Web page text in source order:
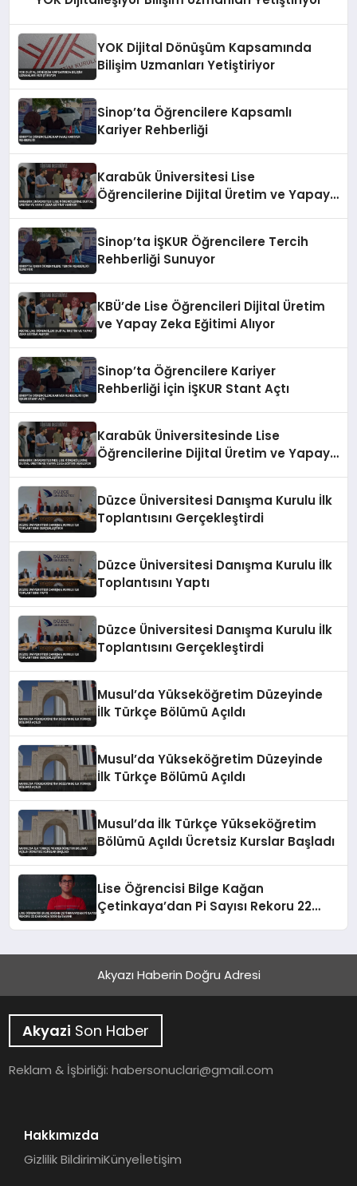
YOK Dijital Dönüşüm Kapsamında
Bilişim Uzmanları Yetiştiriyor
Sinop’ta Öğrencilere Kapsamlı
Kariyer Rehberliği
Karabük Üniversitesi Lise
Öğrencilerine Dijital Üretim ve Yapay
Sinop’ta İŞKUR Öğrencilere Tercih
Rehberliği Sunuyor
KBÜ’de Lise Öğrencileri Dijital Üretim
ve Yapay Zeka Eğitimi Alıyor
Sinop’ta Öğrencilere Kariyer
Rehberliği İçin İŞKUR Stant Açtı
Karabük Üniversitesinde Lise
Öğrencilerine Dijital Üretim ve Yapay
Düzce Üniversitesi Danışma Kurulu İlk
Toplantısını Gerçekleştirdi
Düzce Üniversitesi Danışma Kurulu İlk
Toplantısını Yaptı
Düzce Üniversitesi Danışma Kurulu İlk
Toplantısını Gerçekleştirdi
Musul’da Yükseköğretim Düzeyinde
İlk Türkçe Bölümü Açıldı
Musul’da Yükseköğretim Düzeyinde
İlk Türkçe Bölümü Açıldı
Musul’da İlk Türkçe Yükseköğretim
Bölümü Açıldı Ücretsiz Kurslar Başladı
Lise Öğrencisi Bilge Kağan
Çetinkaya’dan Pi Sayısı Rekoru 22
Akyazı Haberin Doğru Adresi
Akyazi Son Haber
Reklam & İşbirliği:habersonuclari@gmail.com
Hakkımızda
Gizlilik BildirimiKünyeİletişim